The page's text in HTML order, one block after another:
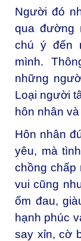
Người đó
qua đường
chú ý đến
mình.
những
Loại người
hôn nhân
Hôn nhân
yêu, mà
chồng chấp
vui cũng
ốm đau,
hạnh phúc
say xỉn, cờ